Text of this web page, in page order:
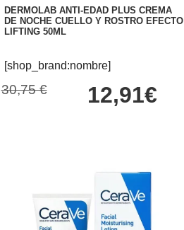
DERMOLAB ANTI-EDAD PLUS CREMA
DE NOCHE CUELLO Y ROSTRO EFECTO
LIFTING 50ML
[shop_brand:nombre]
30,75 € 12,91€